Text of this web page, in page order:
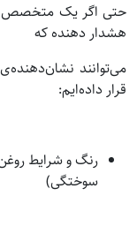
حتی اگر یک متخصص
هشدار دهنده که
می‌توانند
قرار داده‌ایم:
رنگ و شرایط
سوختگی)